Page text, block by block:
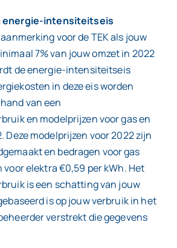
energie-intensiteitseis
voor de TEK als jouw
7% van jouw omzet in 2022
de energie-intensiteitseis
in deze eis worden
van een
en modelprijzen voor gas en
Deze modelprijzen voor 2022 zijn
en bedragen voor gas
voor elektra €0,59 per kWh. Het
is een schatting van jouw
is op jouw verbruik in het
verstrekt die gegevens